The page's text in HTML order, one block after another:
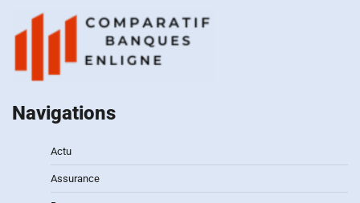
Navigations
Actu
Assurance